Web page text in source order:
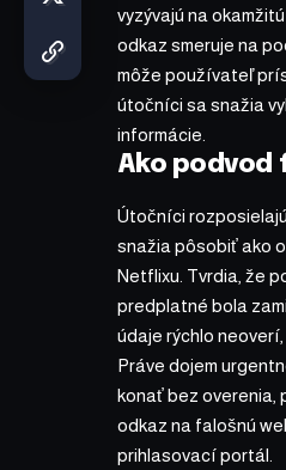
vyzývajú na
odkaz smeruje na
môže používateľ
útočníci sa snažia
informácie.
Ako podvod
Útočníci
snažia pôsobiť ako
Netflixu. Tvrdia, že
predplatné bola
údaje rýchlo
Práve dojem
konať bez overenia,
odkaz na falošnú
prihlasovací portál.